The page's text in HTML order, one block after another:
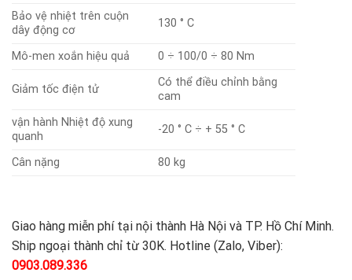
Bảo vệ nhiệt trên cuộn
dây động cơ
130 ° C
Mô-men xoắn hiệu quả 0 ÷ 100/0 ÷ 80 Nm
Giảm tốc điện tử
Có thể điều chỉnh bằng
cam
vận hành Nhiệt độ xung
quanh
-20 ° C ÷ + 55 ° C
Cân nặng 80 kg
Giao hàng miễn phí tại nội thành Hà Nội và TP. Hồ Chí Minh.
Ship ngoại thành chỉ từ 30K. Hotline (Zalo, Viber):
0903.089.336